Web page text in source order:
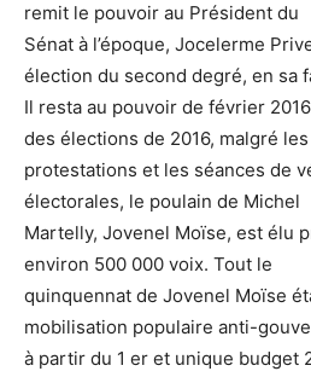
remit le pouvoir au Président du
Sénat à l’époque, Jocelerme
élection du second degré, en sa
Il resta au pouvoir de février
des élections de 2016, malgré les
protestations et les séances de
électorales, le poulain de Michel
Martelly, Jovenel Moïse, est élu
environ 500 000 voix. Tout le
quinquennat de Jovenel Moïse
mobilisation populaire anti-
à partir du 1 er et unique budget